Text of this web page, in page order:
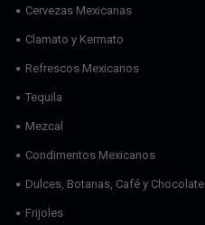
Cervezas Mexicanas
Clamato y Kermato
Refrescos Mexicanos
Tequila
Mezcal
Condimentos Mexicanos
Dulces, Botanas, Café y Chocolate
Frijoles